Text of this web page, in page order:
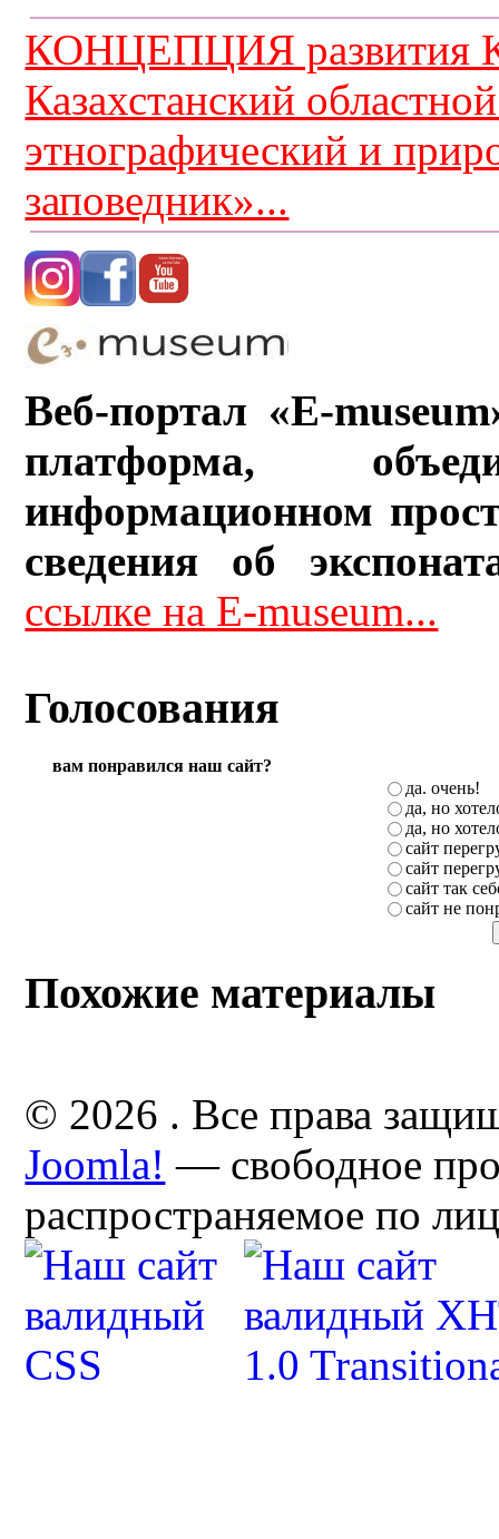
КОНЦЕПЦИЯ развития
Казахстанский
этнографический и
заповедник»...
Веб-портал «E-
платформа,
информационном
сведения об
ссылке на E-museum...
Голосования
вам понравился наш сайт?
да. очень!
да, но
да, но
сайт
сайт
сайт так
сайт не
Похожие материалы
© 2026 . Все права
Joomla! — свободное
распространяемое по